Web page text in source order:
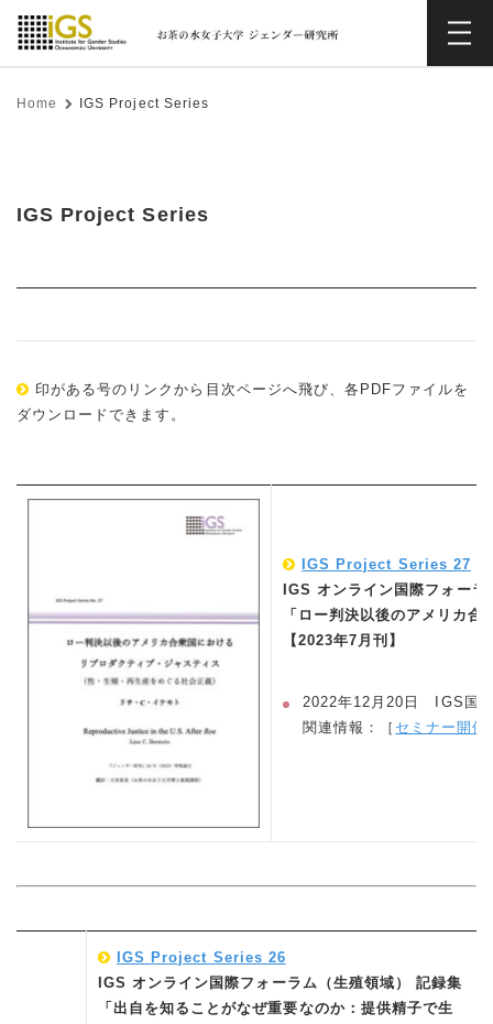
Home IGS Project Series
IGS Project Series
印がある号のリンクから目次ページへ飛び、各PDFファイルを
ダウンロードできます。
IGS Project Series 27
IGS オンライン国際フォー
「ロー判決以後のアメリカ
【2023年7月刊】
2022年12月20日 IGS国際
関連情報：［ セミナー開催
IGS Project Series 26
IGS オンライン国際フォーラム（生殖領域） 記録集
「出自を知ることがなぜ重要なのか：提供精子で生